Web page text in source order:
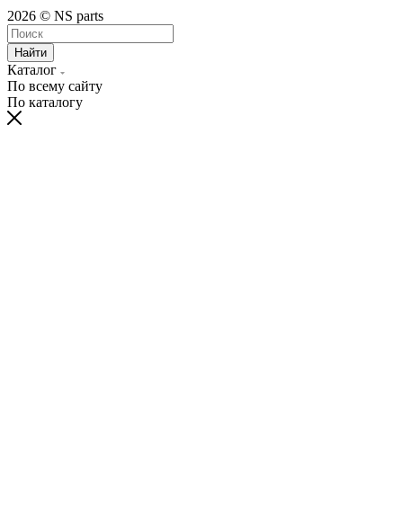
2026 © NS parts
Найти
Каталог
По всему сайту
По каталогу